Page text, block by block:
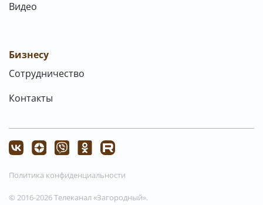
Видео
Бизнесу
Сотрудничество
Контакты
© 2016-2026 Телеканал «Загородный».
Политика конфиденциальности